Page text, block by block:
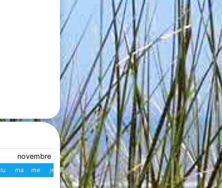
novembre 2026
lu ma me je ve sa di
1
décembre 2026
W lu ma me je ve
49 1 2 3 4 5